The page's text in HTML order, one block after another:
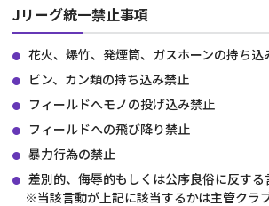
Jリーグ統一禁止事項
花火、爆竹、発煙筒、ガスホーンの持ち込
ビン、カン類の持ち込み禁止
フィールドへモノの投げ込み禁止
フィールドへの飛び降り禁止
暴力行為の禁止
差別的、侮辱的もしくは公序良俗に反する
※当該言動が上記に該当するかは主管クラ